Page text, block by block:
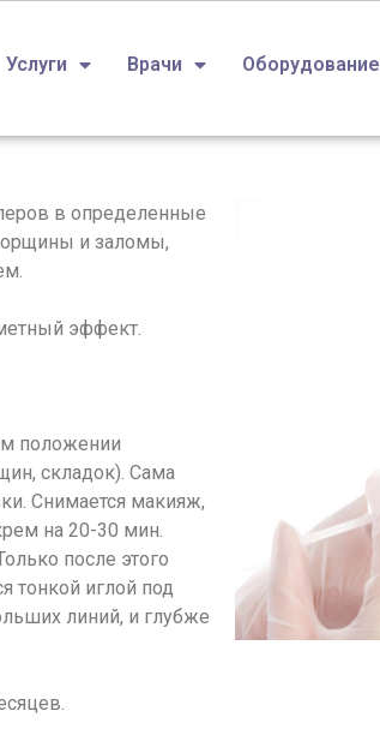
Услуги Врачи Оборудование
в определенные
и заломы,
эффект.
положении
складок). Сама
Снимается макияж,
на 20-30 мин.
после этого
тонкой иглой под
линий, и глубже